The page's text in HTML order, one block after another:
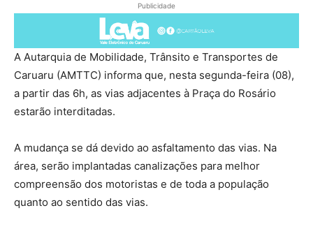
Publicidade
A Autarquia de Mobilidade, Trânsito e Transportes de
Caruaru (AMTTC) informa que, nesta segunda-feira (08),
a partir das 6h, as vias adjacentes à Praça do Rosário
estarão interditadas.
A mudança se dá devido ao asfaltamento das vias. Na
área, serão implantadas canalizações para melhor
compreensão dos motoristas e de toda a população
quanto ao sentido das vias.